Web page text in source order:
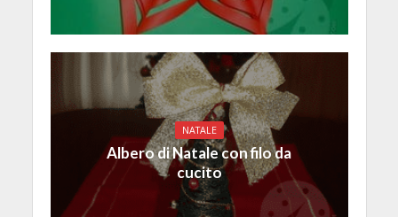
NATALE
Albero di Natale con filo da
cucito